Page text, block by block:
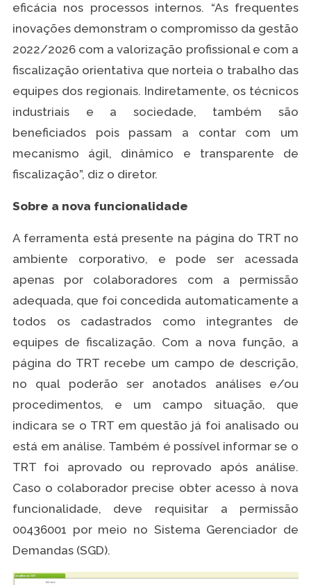
eficácia nos processos internos. “As frequentes
inovações demonstram o compromisso da gestão
2022/2026 com a valorização profissional e com a
fiscalização orientativa que norteia o trabalho das
equipes dos regionais. Indiretamente, os técnicos
industriais e a sociedade, também são
beneficiados pois passam a contar com um
mecanismo ágil, dinâmico e transparente de
fiscalização”, diz o diretor.
Sobre a nova funcionalidade
A ferramenta está presente na página do TRT no
ambiente corporativo, e pode ser acessada
apenas por colaboradores com a permissão
adequada, que foi concedida automaticamente a
todos os cadastrados como integrantes de
equipes de fiscalização. Com a nova função, a
página do TRT recebe um campo de descrição,
no qual poderão ser anotados análises e/ou
procedimentos, e um campo situação, que
indicara se o TRT em questão já foi analisado ou
está em análise. Também é possível informar se o
TRT foi aprovado ou reprovado após análise.
Caso o colaborador precise obter acesso à nova
funcionalidade, deve requisitar a permissão
00436001 por meio no Sistema Gerenciador de
Demandas (SGD).